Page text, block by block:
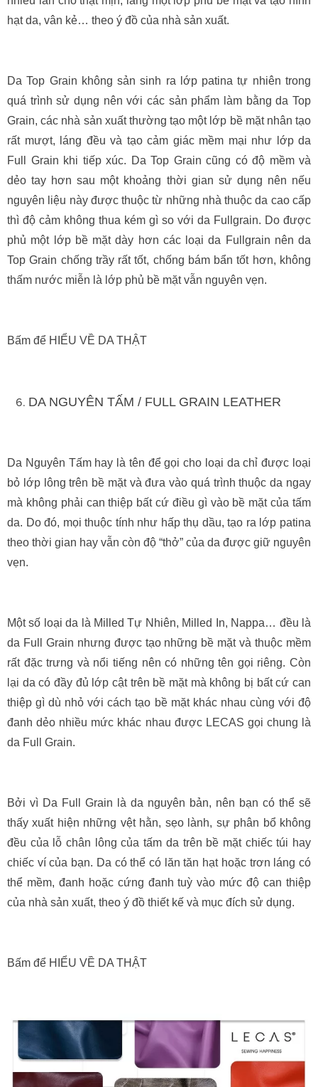
hạt da, vân kẻ… theo ý đồ của nhà sản xuất.
Da Top Grain không sản sinh ra lớp patina tự nhiên trong
quá trình sử dụng nên với các sản phẩm làm bằng da Top
Grain, các nhà sản xuất thường tạo một lớp bề mặt nhân tạo
rất mượt, láng đều và tạo cảm giác mềm mại như lớp da
Full Grain khi tiếp xúc. Da Top Grain cũng có độ mềm và
dẻo tay hơn sau một khoảng thời gian sử dụng nên nếu
nguyên liệu này được thuộc từ những nhà thuộc da cao cấp
thì độ cảm không thua kém gì so với da Fullgrain. Do được
phủ một lớp bề mặt dày hơn các loại da Fullgrain nên da
Top Grain chống trầy rất tốt, chống bám bẩn tốt hơn, không
thấm nước miễn là lớp phủ bề mặt vẫn nguyên vẹn.
Bấm để HIỂU VỀ DA THẬT
DA NGUYÊN TẤM / FULL GRAIN LEATHER
Da Nguyên Tấm hay là tên để gọi cho loại da chỉ được loại
bỏ lớp lông trên bề mặt và đưa vào quá trình thuộc da ngay
mà không phải can thiệp bất cứ điều gì vào bề mặt của tấm
da. Do đó, mọi thuộc tính như hấp thụ dầu, tạo ra lớp patina
theo thời gian hay vẫn còn độ “thở” của da được giữ nguyên
vẹn.
Một số loại da là Milled Tự Nhiên, Milled In, Nappa… đều là
da Full Grain nhưng được tạo những bề mặt và thuộc mềm
rất đặc trưng và nổi tiếng nên có những tên gọi riêng. Còn
lại da có đầy đủ lớp cật trên bề mặt mà không bị bất cứ can
thiệp gì dù nhỏ với cách tạo bề mặt khác nhau cùng với độ
đanh dẻo nhiều mức khác nhau được LECAS gọi chung là
da Full Grain.
Bởi vì Da Full Grain là da nguyên bản, nên bạn có thể sẽ
thấy xuất hiện những vệt hằn, sẹo lành, sự phân bổ không
đều của lỗ chân lông của tấm da trên bề mặt chiếc túi hay
chiếc ví của bạn. Da có thể có lăn tăn hạt hoặc trơn láng có
thể mềm, đanh hoặc cứng đanh tuỳ vào mức độ can thiệp
của nhà sản xuất, theo ý đồ thiết kế và mục đích sử dụng.
Bấm để HIỂU VỀ DA THẬT